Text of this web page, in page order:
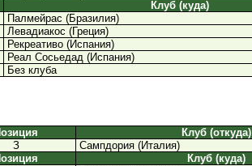
Клуб (куда)
Палмейрас (Бразилия)
Левадиакос (Греция)
Рекреативо (Испания)
Реал Сосьедад (Испания)
Без клуба
Клуб (откуда)
З
Сампдория (Италия)
Клуб (куда)